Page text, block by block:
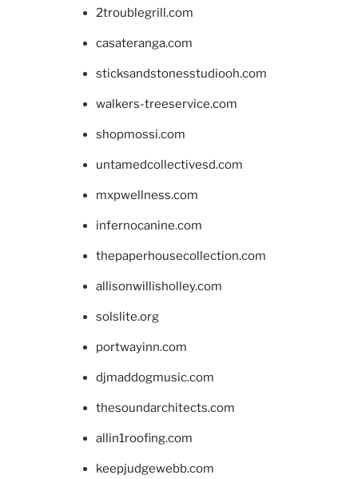
2troublegrill.com
casateranga.com
sticksandstonesstudiooh.com
walkers-treeservice.com
shopmossi.com
untamedcollectivesd.com
mxpwellness.com
infernocanine.com
thepaperhousecollection.com
allisonwillisholley.com
solslite.org
portwayinn.com
djmaddogmusic.com
thesoundarchitects.com
allin1roofing.com
keepjudgewebb.com